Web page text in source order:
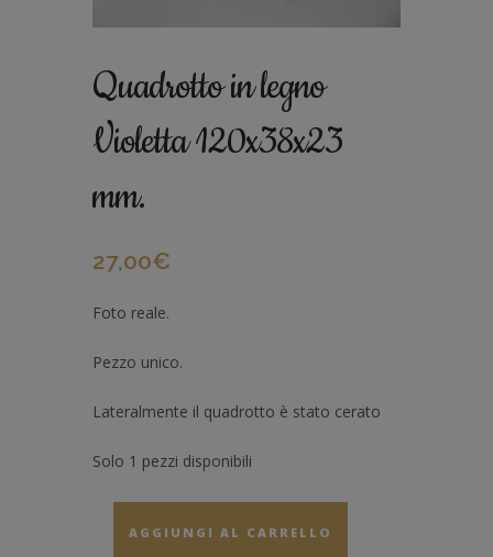
Quadrotto in legno
Violetta 120x38x23
mm.
27,00€
Foto reale.
Pezzo unico.
Lateralmente il quadrotto è stato cerato
Solo 1 pezzi disponibili
AGGIUNGI AL CARRELLO